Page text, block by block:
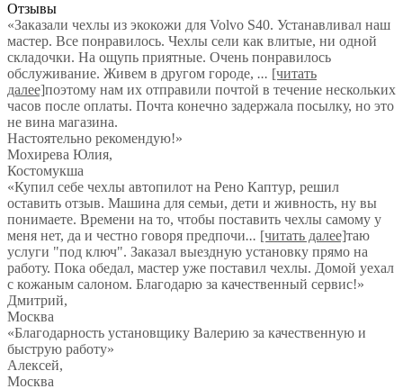
Отзывы
«Заказали чехлы из экокожи для Volvo S40. Устанавливал наш
мастер. Все понравилось. Чехлы сели как влитые, ни одной
складочки. На ощупь приятные. Очень понравилось
обслуживание. Живем в другом городе, ... [читать
далее]поэтому нам их отправили почтой в течение нескольких
часов после оплаты. Почта конечно задержала посылку, но это
не вина магазина.
Настоятельно рекомендую!»
Мохирева Юлия,
Костомукша
«Купил себе чехлы автопилот на Рено Каптур, решил
оставить отзыв. Машина для семьи, дети и живность, ну вы
понимаете. Времени на то, чтобы поставить чехлы самому у
меня нет, да и честно говоря предпочи... [читать далее]таю
услуги "под ключ". Заказал выездную установку прямо на
работу. Пока обедал, мастер уже поставил чехлы. Домой уехал
с кожаным салоном. Благодарю за качественный сервис!»
Дмитрий,
Москва
«Благодарность установщику Валерию за качественную и
быструю работу»
Алексей,
Москва